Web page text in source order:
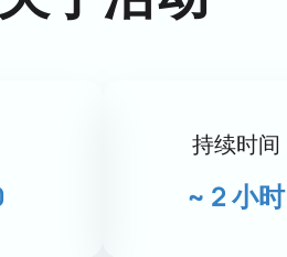
持续时间
~ 2 小时